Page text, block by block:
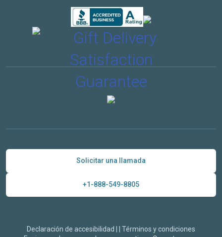
Solicitar una llamada
+1-888-549-8805
Declaración de accesibilidad
Términos y condiciones